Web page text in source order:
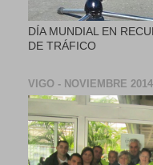
DÍA MUNDIAL EN
DE TRÁFICO
VIGO - NOVIEMBRE 2014